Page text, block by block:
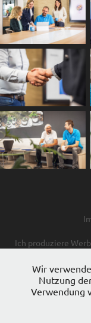
Ich produziere
3D-
Wir
Nutzung
Verwendung